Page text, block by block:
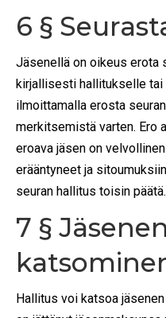
6 §
Jäsenellä on oikeus erota
kirjallisesti hallitukselle tai
ilmoittamalla erosta
merkitsemistä varten. Ero
eroava jäsen on
erääntyneet ja
seuran hallitus toisin päätä.
7 §
Hallitus voi katsoa